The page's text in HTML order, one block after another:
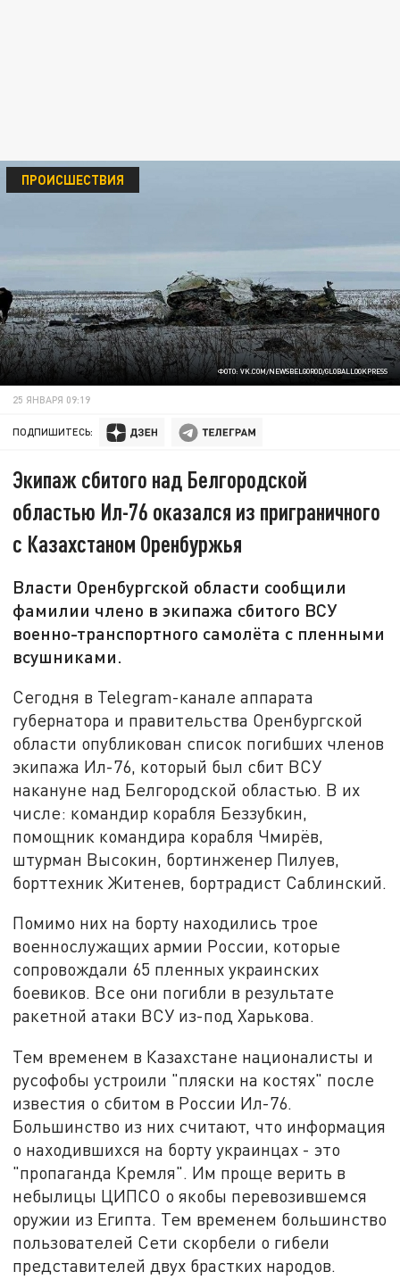
ФОТО: VK.COM/NEWSBELGOROD/GLOBALLOOKPRESS
ПРОИСШЕСТВИЯ
25 ЯНВАРЯ 09:19
ПОДПИШИТЕСЬ:
Экипаж сбитого над Белгородской
областью Ил-76 оказался из приграничного
с Казахстаном Оренбуржья
Власти Оренбургской области сообщили
фамилии члено в экипажа сбитого ВСУ
военно-транспортного самолёта с пленными
всушниками.
Сегодня в Telegram-канале аппарата
губернатора и правительства Оренбургской
области опубликован список погибших членов
экипажа Ил-76, который был сбит ВСУ
накануне над Белгородской областью. В их
числе: командир корабля Беззубкин,
помощник командира корабля Чмирёв,
штурман Высокин, бортинженер Пилуев,
борттехник Житенев, бортрадист Саблинский.
Помимо них на борту находились трое
военнослужащих армии России, которые
сопровождали 65 пленных украинских
боевиков. Все они погибли в результате
ракетной атаки ВСУ из-под Харькова.
Тем временем в Казахстане националисты и
русофобы устроили "пляски на костях" после
известия о сбитом в России Ил-76.
Большинство из них считают, что информация
о находившихся на борту украинцах - это
"пропаганда Кремля". Им проще верить в
небылицы ЦИПСО о якобы перевозившемся
оружии из Египта. Тем временем большинство
пользователей Сети скорбели о гибели
представителей двух брастких народов.